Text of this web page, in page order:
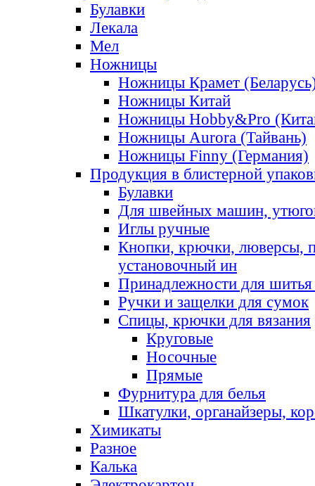
Булавки
Лекала
Мел
Ножницы
Ножницы Крамет
Ножницы Китай
Ножницы Hobby&Pro
Ножницы Aurora (Тайвань)
Ножницы Finny (Германия)
Продукция в блистерной
Булавки
Для швейных машин,
Иглы ручные
Кнопки, крючки, люверсы,
установочный ин
Принадлежности для шитья
Ручки и защелки для сумок
Спицы, крючки для вязания
Круговые
Носочные
Прямые
Фурнитура для белья
Шкатулки, органайзеры,
Химикаты
Разное
Калька